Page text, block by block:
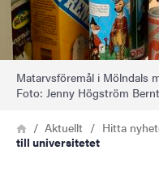
Matarvsföremål i Mölndals
Foto: Jenny Högström
Länkstig
HemAktuellt Hitta
till universitetet